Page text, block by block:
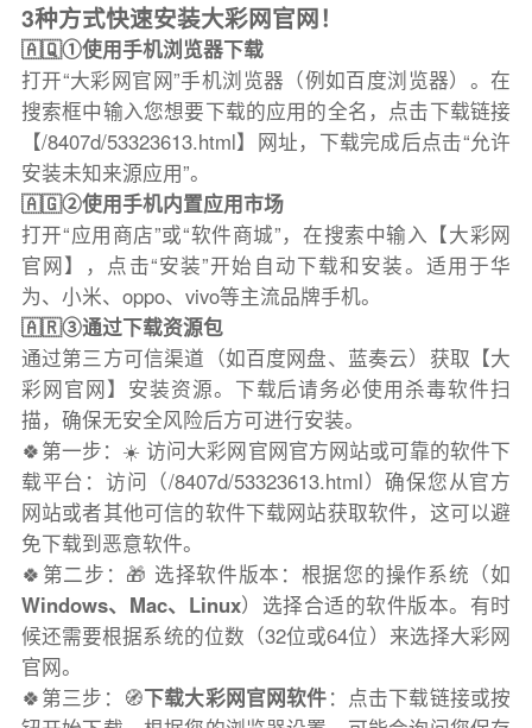
3种方式快速安装大彩网官网！
🇦🇶①使用手机浏览器下载
打开“大彩网官网”手机浏览器（例如百度浏览器）。在
搜索框中输入您想要下载的应用的全名，点击下载链接
【/8407d/53323613.html】网址，下载完成后点击“允许
安装未知来源应用”。
🇦🇬②使用手机内置应用市场
打开“应用商店”或“软件商城”，在搜索中输入【大彩网
官网】，点击“安装”开始自动下载和安装。适用于华
为、小米、oppo、vivo等主流品牌手机。
🇦🇷③通过下载资源包
通过第三方可信渠道（如百度网盘、蓝奏云）获取【大
彩网官网】安装资源。下载后请务必使用杀毒软件扫
描，确保无安全风险后方可进行安装。
🍀第一步：☀️ 访问大彩网官网官方网站或可靠的软件下
载平台：访问（/8407d/53323613.html）确保您从官方
网站或者其他可信的软件下载网站获取软件，这可以避
免下载到恶意软件。
🍀第二步：🎁 选择软件版本：根据您的操作系统（如
Windows、Mac、Linux）选择合适的软件版本。有时
候还需要根据系统的位数（32位或64位）来选择大彩网
官网。
🍀第三步：🧭下载大彩网官网软件：点击下载链接或按